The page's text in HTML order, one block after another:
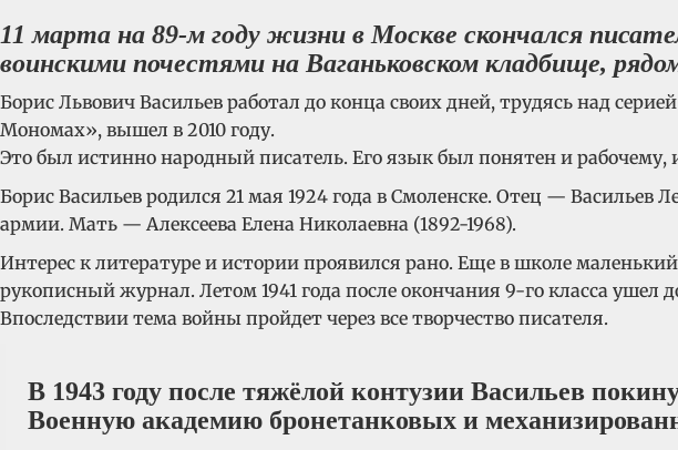
11 марта на 89-м году жизни в Москве скончался
воинскими почестями на Ваганьковском кладбище,
Борис Львович Васильев работал до конца своих дней, трудясь над
Мономах», вышел в 2010 году.
Это был истинно народный писатель. Его язык был понятен и рабочему,
Борис Васильев родился 21 мая 1924 года в Смоленске. Отец —
армии. Мать — Алексеева Елена Николаевна (1892-1968).
Интерес к литературе и истории проявился рано. Еще в школе
рукописный журнал. Летом 1941 года после окончания 9-го класса ушел
Впоследствии тема войны пройдет через все творчество писателя.
В 1943 году после тяжёлой контузии Васильев
Военную академию бронетанковых и